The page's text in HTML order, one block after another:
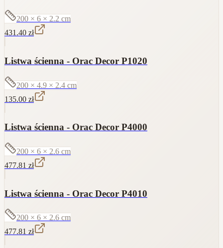
200 × 6 × 2.2 cm
431.40 zł
Listwa ścienna - Orac Decor P1020
200 × 4.9 × 2.4 cm
135.00 zł
Listwa ścienna - Orac Decor P4000
200 × 6 × 2.6 cm
477.81 zł
Listwa ścienna - Orac Decor P4010
200 × 6 × 2.6 cm
477.81 zł